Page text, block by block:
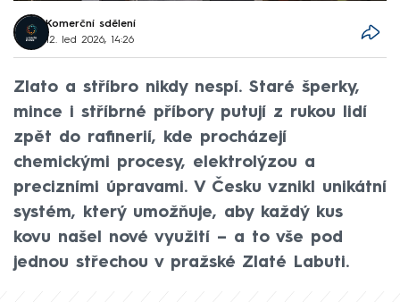
Komerční sdělení
12. led 2026, 14:26
Zlato a stříbro nikdy nespí. Staré šperky,
mince i stříbrné příbory putují z rukou lidí
zpět do rafinerií, kde procházejí
chemickými procesy, elektrolýzou a
precizními úpravami. V Česku vznikl unikátní
systém, který umožňuje, aby každý kus
kovu našel nové využití – a to vše pod
jednou střechou v pražské Zlaté Labuti.